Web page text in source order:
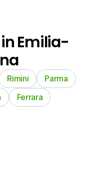
Emilia-
Rimini
Parma
Ferrara